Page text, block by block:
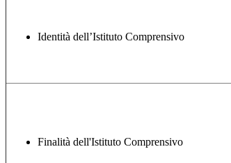
Identità dell’Istituto Comprensivo
Finalità dell'Istituto Comprensivo